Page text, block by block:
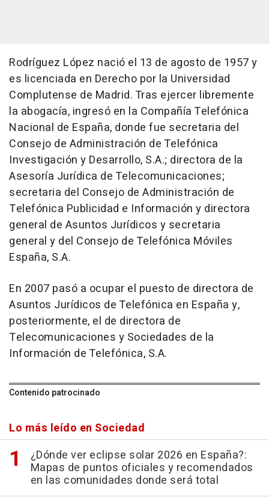
Rodríguez López nació el 13 de agosto de 1957 y
es licenciada en Derecho por la Universidad
Complutense de Madrid. Tras ejercer libremente
la abogacía, ingresó en la Compañía Telefónica
Nacional de España, donde fue secretaria del
Consejo de Administración de Telefónica
Investigación y Desarrollo, S.A.; directora de la
Asesoría Jurídica de Telecomunicaciones;
secretaria del Consejo de Administración de
Telefónica Publicidad e Información y directora
general de Asuntos Jurídicos y secretaria
general y del Consejo de Telefónica Móviles
España, S.A.
En 2007 pasó a ocupar el puesto de directora de
Asuntos Jurídicos de Telefónica en España y,
posteriormente, el de directora de
Telecomunicaciones y Sociedades de la
Información de Telefónica, S.A.
Contenido patrocinado
Lo más leído en Sociedad
¿Dónde ver eclipse solar 2026 en España?:
Mapas de puntos oficiales y recomendados
en las comunidades donde será total